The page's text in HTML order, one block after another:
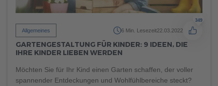
KONTAKT
Brauchen Sie Hilfe?
Allgemeines 6 Min. Lesezeit22.03.2022
349
GARTENGESTALTUNG FÜR KINDER: 9 IDEEN, DIE
IHRE KINDER LIEBEN WERDEN
Möchten Sie für Ihr Kind einen Garten schaffen, der voller
spannender Entdeckungen und Wohlfühlbereiche steckt?